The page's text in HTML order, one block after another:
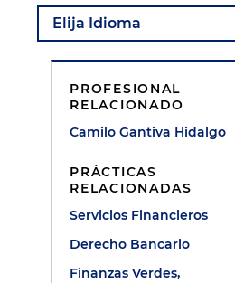
PROFESIONAL
RELACIONADO
Camilo Gantiva Hidalgo
PRÁCTICAS
RELACIONADAS
Servicios Financieros
Derecho Bancario
Finanzas Verdes,